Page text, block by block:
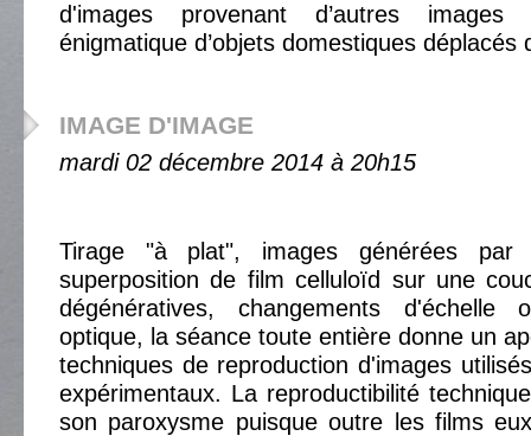
d'images provenant d’autres
énigmatique d’objets domestiques déplacés
IMAGE D'IMAGE
mardi 02 décembre 2014 à 20h15
Tirage "à plat", images générées par
superposition de film celluloïd sur une
dégénératives, changements d'échelle
optique, la séance toute entière donne un
techniques de reproduction d'images
expérimentaux. La reproductibilité
son paroxysme puisque outre les films